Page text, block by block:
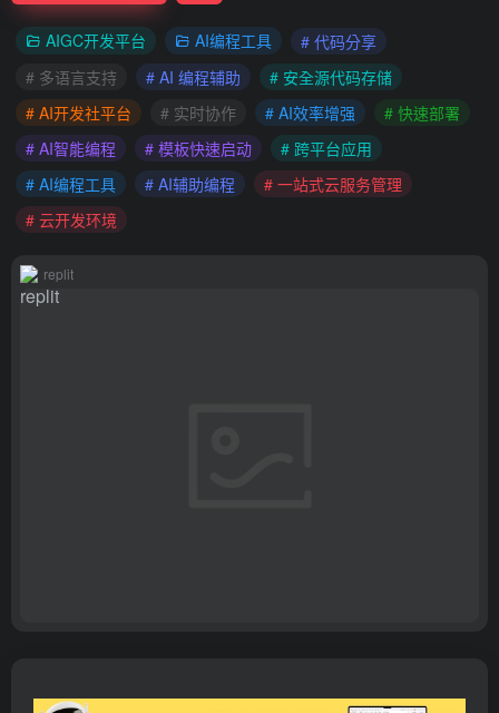
AIGC开发平台 AI编程工具
# 代码分享
# 多语言支持
# AI 编程辅助
# 安全源代码存储
# AI开发社平台
# 实时协作 # AI效率增强
# 快速部署
# AI智能编程
# 模板快速启动
# 跨平台应用
# AI编程工具
# AI辅助编程
# 一站式云服务管理
# 云开发环境
replit